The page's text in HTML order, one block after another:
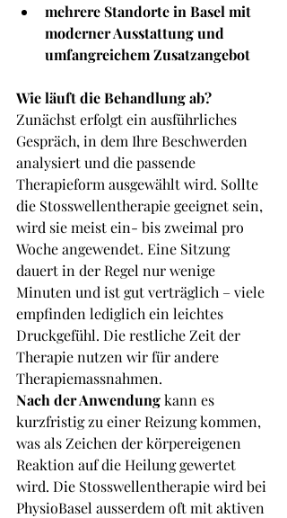
mehrere Standorte in Basel mit
moderner Ausstattung und
umfangreichem Zusatzangebot
Wie läuft die Behandlung ab?
Zunächst erfolgt ein ausführliches
Gespräch, in dem Ihre Beschwerden
analysiert und die passende
Therapieform ausgewählt wird. Sollte
die Stosswellentherapie geeignet sein,
wird sie meist ein- bis zweimal pro
Woche angewendet. Eine Sitzung
dauert in der Regel nur wenige
Minuten und ist gut verträglich – viele
empfinden lediglich ein leichtes
Druckgefühl. Die restliche Zeit der
Therapie nutzen wir für andere
Therapiemassnahmen.
Nach der Anwendung kann es
kurzfristig zu einer Reizung kommen,
was als Zeichen der körpereigenen
Reaktion auf die Heilung gewertet
wird. Die Stosswellentherapie wird bei
PhysioBasel ausserdem oft mit aktiven